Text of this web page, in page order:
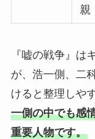
親
『嘘の戦争』は
が、浩一側、二
けると整理しや
一側の中でも感
重要人物です。